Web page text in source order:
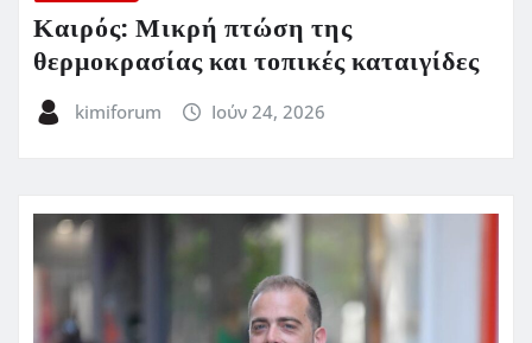
Καιρός: Μικρή πτώση της
θερμοκρασίας και τοπικές καταιγίδες
kimiforum Ιούν 24, 2026